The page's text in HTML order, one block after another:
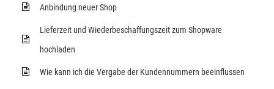
Anbindung neuer Shop
Lieferzeit und Wiederbeschaffungszeit zum Shopware
hochladen
Wie kann ich die Vergabe der Kundennummern beeinflussen